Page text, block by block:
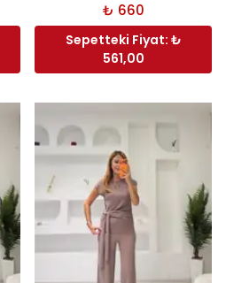
₺ 660
Sepetteki Fiyat: ₺
561,00